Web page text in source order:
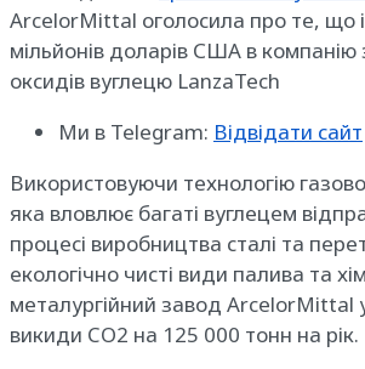
ArcelorMittal оголосила про те, що
мільйонів доларів США в компанію
оксидів вуглецю LanzaTech
Ми в Telegram: Відвідати сайт
Використовуючи технологію
яка вловлює багаті вуглецем
процесі виробництва сталі та
екологічно чисті види палива та
металургійний завод ArcelorMittal у
викиди CO2 на 125 000 тонн на рік.